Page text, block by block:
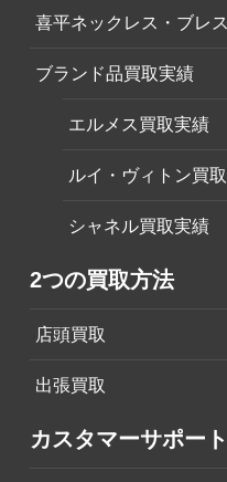
喜平ネックレス・ブレ
ブランド品買取実績
エルメス買取実績
ルイ・ヴィトン買
シャネル買取実績
2つの買取方法
店頭買取
出張買取
カスタマーサポート